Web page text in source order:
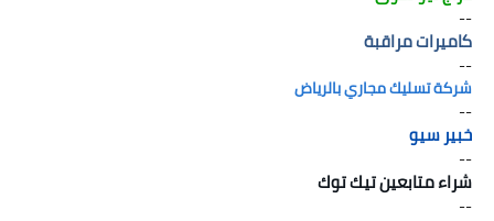
--
كاميرات مراقبة
--
شركة تسليك مجاري بالرياض
--
خبير سيو
--
شراء متابعين تيك توك
--